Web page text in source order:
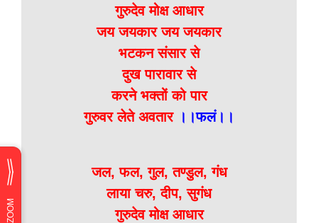
गुरुदेव मोक्ष आधार
जय जयकार जय जयकार
भटकन संसार से
दुख पारावार से
करने भक्तों को पार
गुरुवर लेते अवतार ।।फलं।।
जल, फल, गुल, तण्डुल, गंध
लाया चरु, दीप, सुगंध
गुरुदेव मोक्ष आधार